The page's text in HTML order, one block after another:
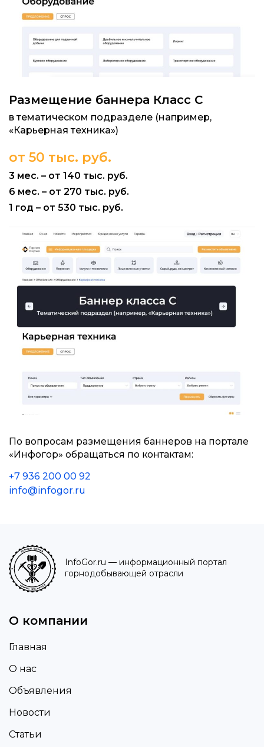
Размещение баннера Класс C
в тематическом подразделе (например,
«Карьерная техника»)
от 50 тыс. руб.
3 мес. – от 140 тыс. руб.
6 мес. – от 270 тыс. руб.
1 год – от 530 тыс. руб.
По вопросам размещения баннеров на портале
«Инфогор» обращаться по контактам:
+7 936 200 00 92
info@infogor.ru
InfoGor.ru — информационный портал
горнодобывающей отрасли
О компании
Главная
О нас
Объявления
Новости
Статьи